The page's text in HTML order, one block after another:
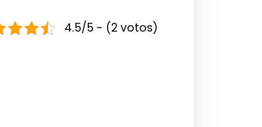
4.5/5 - (2 votos)